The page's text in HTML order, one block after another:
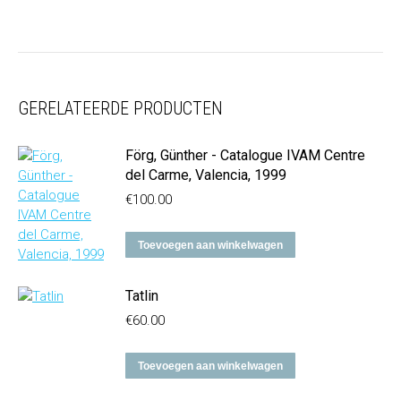
GERELATEERDE PRODUCTEN
Förg, Günther - Catalogue IVAM Centre
del Carme, Valencia, 1999
€100.00
Toevoegen aan winkelwagen
Tatlin
€60.00
Toevoegen aan winkelwagen